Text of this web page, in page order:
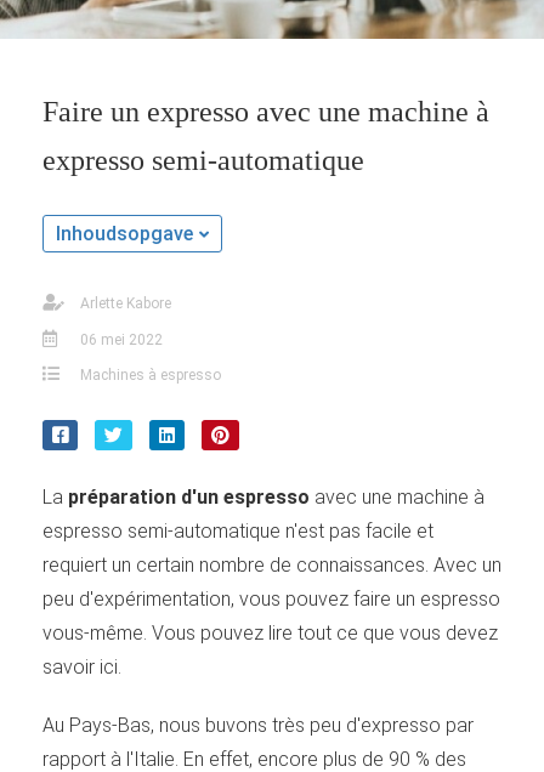
Faire un expresso avec une machine à
expresso semi-automatique
Inhoudsopgave
Arlette Kabore
06 mei 2022
Machines à espresso
La préparation d'un espresso avec une machine à
espresso semi-automatique n'est pas facile et
requiert un certain nombre de connaissances. Avec un
peu d'expérimentation, vous pouvez faire un espresso
vous-même. Vous pouvez lire tout ce que vous devez
savoir ici.
Au Pays-Bas, nous buvons très peu d'expresso par
rapport à l'Italie. En effet, encore plus de 90 % des